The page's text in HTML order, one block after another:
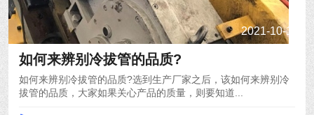
2021-10-14
如何来辨别冷拔管的品质?
如何来辨别冷拔管的品质?选到生产厂家之后，该如何来辨别冷
拔管的品质，大家如果关心产品的质量，则要知道...